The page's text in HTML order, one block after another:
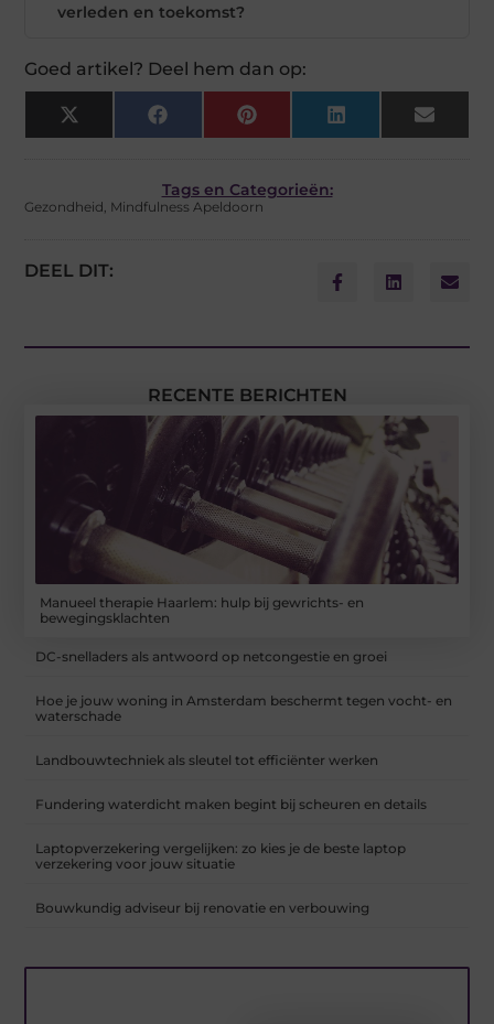
verleden en toekomst?
Goed artikel? Deel hem dan op:
X
(Twitter)
Facebook Pinterest LinkedIn Email
Tags en Categorieën:
Gezondheid, Mindfulness Apeldoorn
DEEL DIT:
RECENTE BERICHTEN
Manueel therapie Haarlem: hulp bij gewrichts- en
bewegingsklachten
DC-snelladers als antwoord op netcongestie en groei
Hoe je jouw woning in Amsterdam beschermt tegen vocht- en
waterschade
Landbouwtechniek als sleutel tot efficiënter werken
Fundering waterdicht maken begint bij scheuren en details
Laptopverzekering vergelijken: zo kies je de beste laptop
verzekering voor jouw situatie
Bouwkundig adviseur bij renovatie en verbouwing